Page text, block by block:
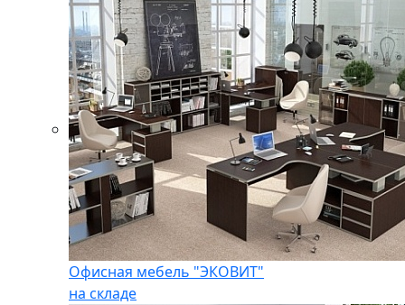
Офисная мебель "ЭКОВИТ"
на складе